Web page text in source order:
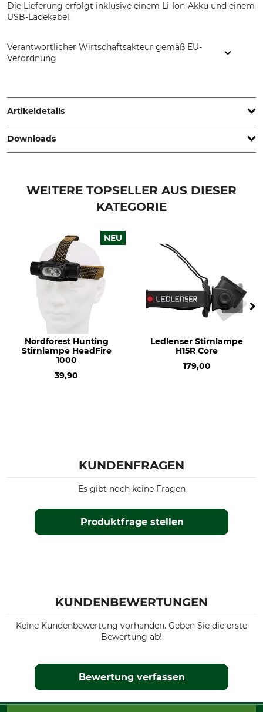
Die Lieferung erfolgt inklusive einem Li-Ion-Akku und einem
USB-Ladekabel.
Verantwortlicher Wirtschaftsakteur gemäß EU-
Verordnung
Germany, www.ledlenser.com
Artikeldetails
Akku/Batterie enthalten
Ja
IP68
90 h
210 m
Marke
Produkttyp
Stirnlampe
Modellbezeichnung
integrierter Akku
Lichtleistung
1600 lm
Lichtfarbe
weiß
Downloads
Konformitätserklärung | EU-DoC_Ledlenser_HF8R-Core_87-479-03_de_en_08082023.pdf
WEITERE TOPSELLER AUS DIESER
KATEGORIE
NEU
Nordforest Hunting
Stirnlampe HeadFire
1000
39,90
Ledlenser Stirnlampe
H15R Core
179,00
KUNDENFRAGEN
Produktfrage stellen
Es gibt noch keine Fragen
KUNDENBEWERTUNGEN
Keine Kundenbewertung vorhanden. Geben Sie die erste
Bewertung ab!
Bewertung verfassen